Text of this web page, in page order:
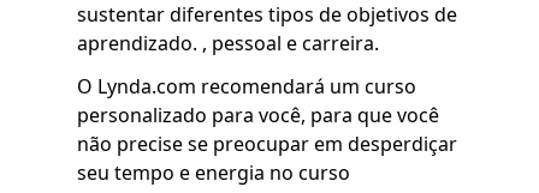
sustentar diferentes tipos de objetivos de
aprendizado. , pessoal e carreira.
O Lynda.com recomendará um curso
personalizado para você, para que você
não precise se preocupar em desperdiçar
seu tempo e energia no curso